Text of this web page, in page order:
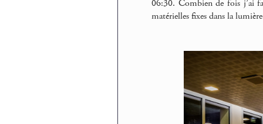
06:30. Combien de fois j’ai
matérielles fixes dans la